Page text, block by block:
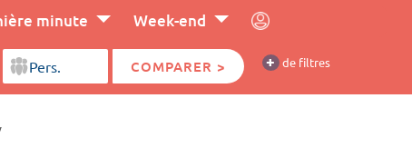
minute Week-end
COMPARER > + de filtres